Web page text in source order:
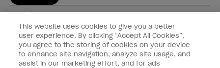
Esperienza
Collegati
Informazioni sul cliente
This website uses cookies to give you a better
user experience. By clicking “Accept All Cookies”,
you agree to the storing of cookies on your device
to enhance site navigation, analyze site usage, and
assist in our marketing effort, and for ads